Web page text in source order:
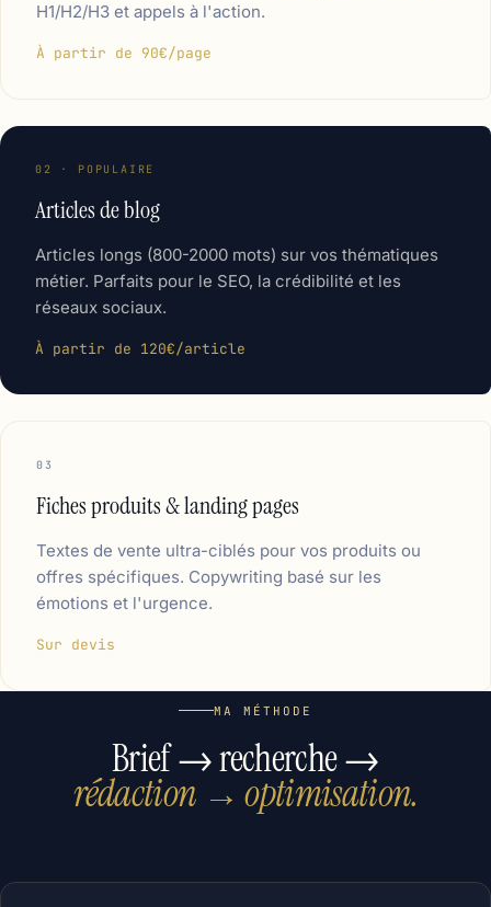
H1/H2/H3 et appels à l'action.
À partir de 90€/page
02 · POPULAIRE
Articles de blog
Articles longs (800-2000 mots) sur vos thématiques
métier. Parfaits pour le SEO, la crédibilité et les
réseaux sociaux.
À partir de 120€/article
03
Fiches produits & landing pages
Textes de vente ultra-ciblés pour vos produits ou
offres spécifiques. Copywriting basé sur les
émotions et l'urgence.
Sur devis
MA MÉTHODE
Brief → recherche →
rédaction → optimisation.